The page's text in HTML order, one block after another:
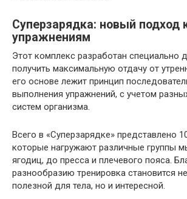
Суперзарядка: новый подход
упражнениям
Этот комплекс разработан специально
получить максимальную отдачу от
его основе лежит принцип
выполнения упражнений, с учетом
систем организма.
Всего в «Суперзарядке» представлено
которые нагружают различные группы
ягодиц, до пресса и плечевого пояса.
разнообразию тренировка становится
полезной для тела, но и интересной.